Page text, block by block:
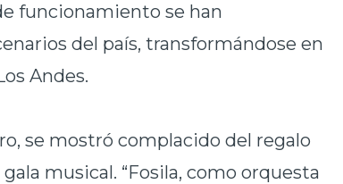
funcionamiento se han
del país, transformándose en
Andes.
se mostró complacido del regalo
musical. “Fosila, como orquesta